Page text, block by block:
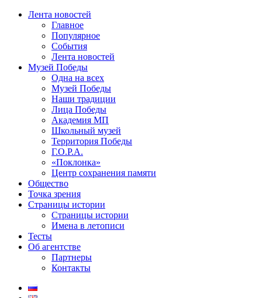
Лента новостей
Главное
Популярное
События
Лента новостей
Музей Победы
Одна на всех
Музей Победы
Наши традиции
Лица Победы
Академия МП
Школьный музей
Территория Победы
Г.О.Р.А.
«Поклонка»
Центр сохранения памяти
Общество
Точка зрения
Страницы истории
Страницы истории
Имена в летописи
Тесты
Об агентстве
Партнеры
Контакты